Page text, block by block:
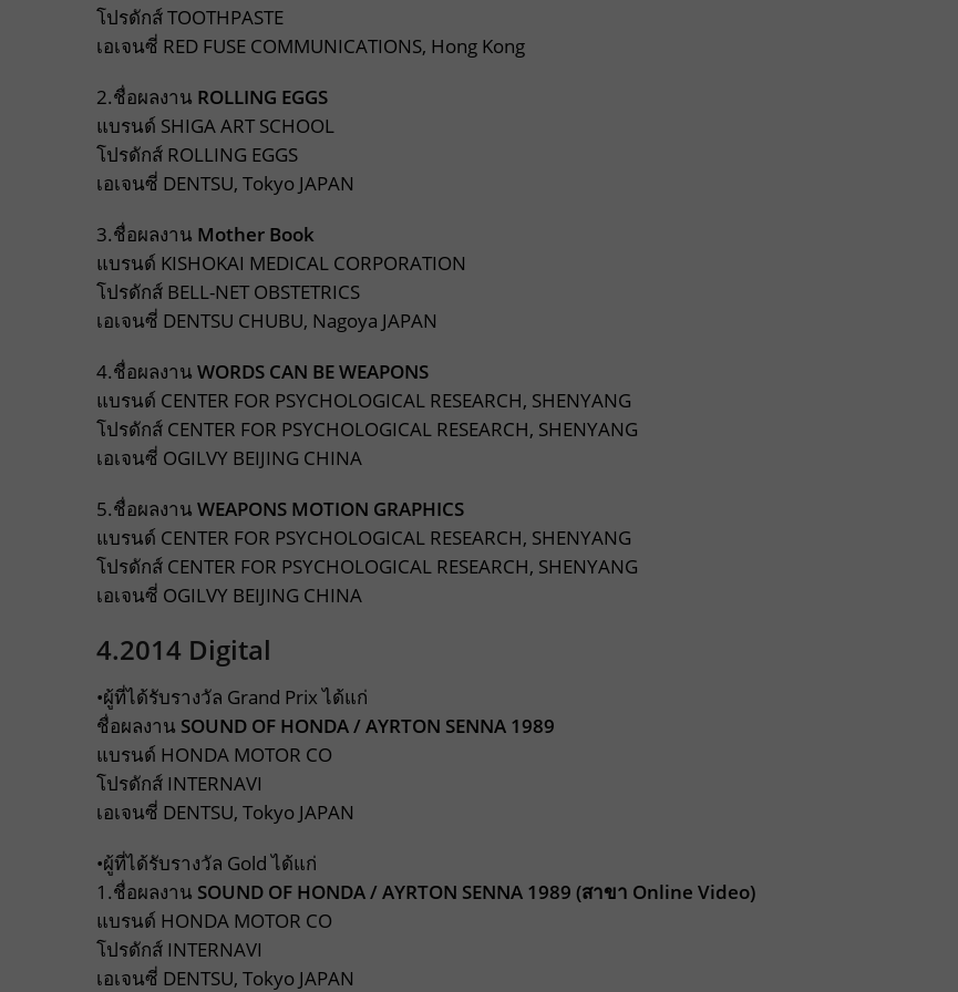
โปรดักส์ TOOTHPASTE
เอเจนซี่ RED FUSE COMMUNICATIONS, Hong Kong
2.ชื่อผลงาน ROLLING EGGS
แบรนด์ SHIGA ART SCHOOL
โปรดักส์ ROLLING EGGS
เอเจนซี่ DENTSU, Tokyo JAPAN
3.ชื่อผลงาน Mother Book
แบรนด์ KISHOKAI MEDICAL CORPORATION
โปรดักส์ BELL-NET OBSTETRICS
เอเจนซี่ DENTSU CHUBU, Nagoya JAPAN
4.ชื่อผลงาน WORDS CAN BE WEAPONS
แบรนด์ CENTER FOR PSYCHOLOGICAL RESEARCH, SHENYANG
โปรดักส์ CENTER FOR PSYCHOLOGICAL RESEARCH, SHENYANG
เอเจนซี่ OGILVY BEIJING CHINA
5.ชื่อผลงาน WEAPONS MOTION GRAPHICS
แบรนด์ CENTER FOR PSYCHOLOGICAL RESEARCH, SHENYANG
โปรดักส์ CENTER FOR PSYCHOLOGICAL RESEARCH, SHENYANG
เอเจนซี่ OGILVY BEIJING CHINA
4.2014 Digital
•ผู้ที่ได้รับรางวัล Grand Prix ได้แก่
ชื่อผลงาน SOUND OF HONDA / AYRTON SENNA 1989
แบรนด์ HONDA MOTOR CO
โปรดักส์ INTERNAVI
เอเจนซี่ DENTSU, Tokyo JAPAN
•ผู้ที่ได้รับรางวัล Gold ได้แก่
1.ชื่อผลงาน SOUND OF HONDA / AYRTON SENNA 1989 (สาขา Online Video)
แบรนด์ HONDA MOTOR CO
โปรดักส์ INTERNAVI
เอเจนซี่ DENTSU, Tokyo JAPAN